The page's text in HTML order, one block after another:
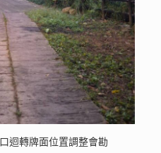
迴轉牌面位置調整會勘